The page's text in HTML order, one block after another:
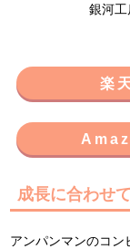
銀河
楽
成長に合わせ
アンパンマンのコン